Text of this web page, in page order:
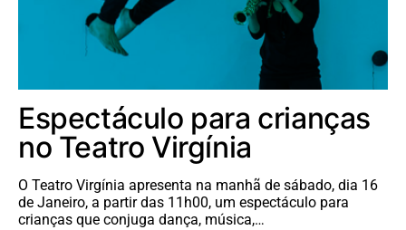
Espectáculo para crianças
no Teatro Virgínia
O Teatro Virgínia apresenta na manhã de sábado, dia 16
de Janeiro, a partir das 11h00, um espectáculo para
crianças que conjuga dança, música,…